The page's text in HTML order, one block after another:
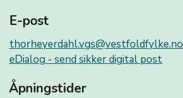
E-post
thorheyerdahl.vgs@vestfoldfylke.no
eDialog - send sikker digital post
Åpningstider